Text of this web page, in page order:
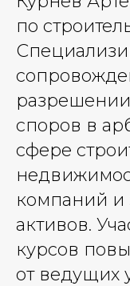
по
споров в
сфере
компаний и
активов.
курсов
от ведущих